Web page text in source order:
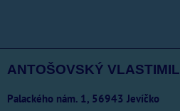
ANTOŠOVSKÝ VLASTIMIL
Palackého nám. 1, 56943 Jevíčko